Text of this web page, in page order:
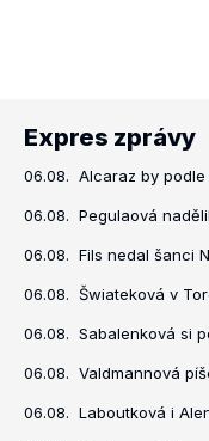
Expres zprávy
06.08. Alcaraz by
06.08. Pegulaová
06.08. Fils nedal šanci
06.08. Šwiateková v
06.08. Sabalenková si
06.08. Valdmannová
06.08. Laboutková i